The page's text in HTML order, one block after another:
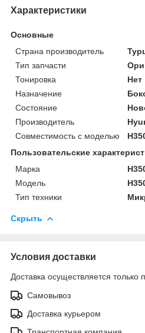
Характеристики
Основные
Страна производитель
Тип запчасти
Тонировка
Нет
Назначение
Состояние
Производитель
Совместимость с моделью
Пользовательские
Марка
Модель
Тип техники
Скрыть
Условия доставки
Доставка осуществляется только
Самовывоз
Доставка курьером